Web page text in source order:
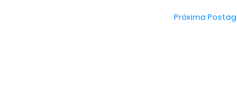
Próxima